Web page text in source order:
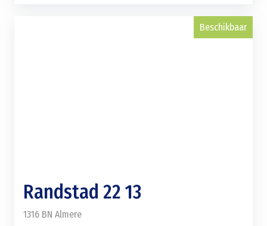
Beschikbaar
Randstad 22 13
1316 BN Almere